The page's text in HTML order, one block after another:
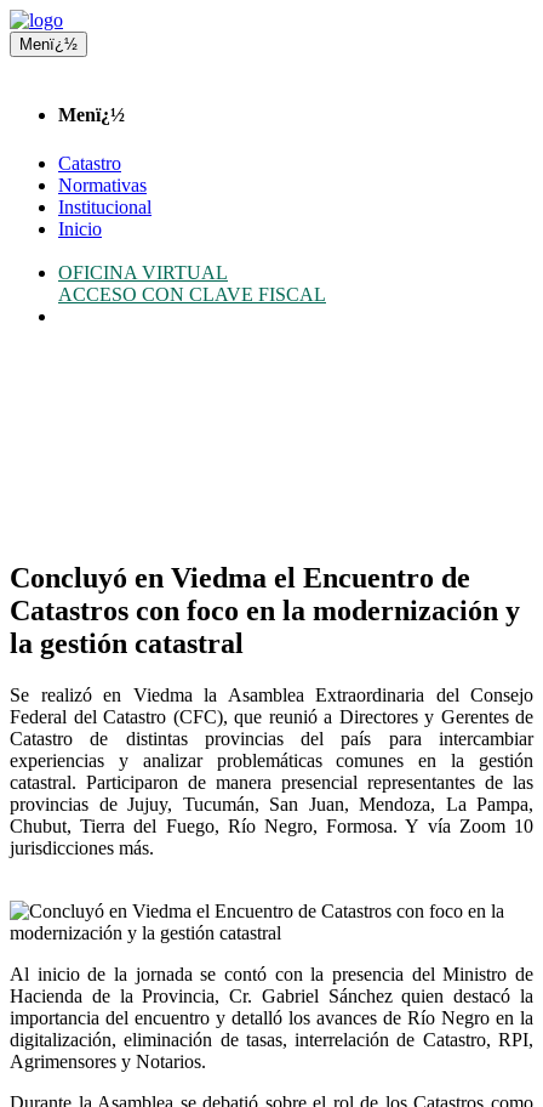
Menï¿½
Menï¿½
Catastro
Normativas
Institucional
Inicio
OFICINA VIRTUAL
ACCESO CON CLAVE FISCAL
Concluyó en Viedma el Encuentro de
Catastros con foco en la modernización y
la gestión catastral
Se realizó en Viedma la Asamblea Extraordinaria del Consejo
Federal del Catastro (CFC), que reunió a Directores y Gerentes de
Catastro de distintas provincias del país para intercambiar
experiencias y analizar problemáticas comunes en la gestión
catastral. Participaron de manera presencial representantes de las
provincias de Jujuy, Tucumán, San Juan, Mendoza, La Pampa,
Chubut, Tierra del Fuego, Río Negro, Formosa. Y vía Zoom 10
jurisdicciones más.
Al inicio de la jornada se contó con la presencia del Ministro de
Hacienda de la Provincia, Cr. Gabriel Sánchez quien destacó la
importancia del encuentro y detalló los avances de Río Negro en la
digitalización, eliminación de tasas, interrelación de Catastro, RPI,
Agrimensores y Notarios.